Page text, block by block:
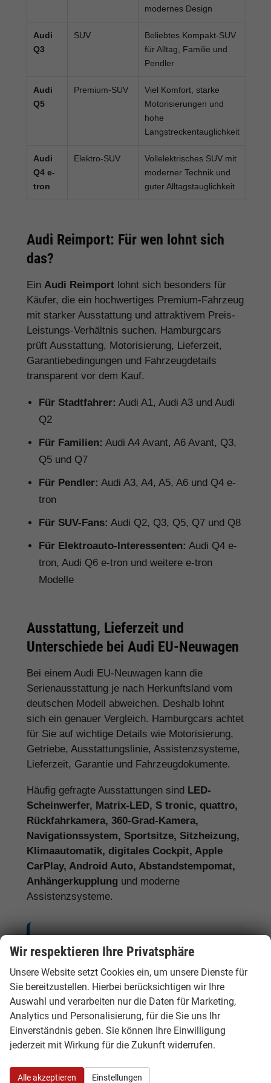
modernes Design
Audi
Q3
SUV
Beliebtes Kompakt-SUV
für Alltag, Familie und
Pendler
Audi
Q5
Premium-SUV
Viel Komfort, starke
Motorisierungen und
hohe
Langstreckentauglichkeit
Audi
Q4 e-
tron
Elektro-SUV
Vollelektrisches SUV mit
moderner Technik und
guter Alltagstauglichkeit
Audi Reimport: Für wen lohnt sich
das?
Ein Audi Reimport lohnt sich besonders für
Käufer, die ein hochwertiges Premium-Fahrzeug
mit starker Ausstattung und attraktivem Preis-
Leistungs-Verhältnis suchen. Hamburgcars
prüft Ausstattung, Motorisierung, Lieferzeit,
Garantiebedingungen und Fahrzeugdetails
transparent vor dem Kauf.
Für Stadtfahrer: Audi A1, Audi A3 und Audi
Q2
Für Familien: Audi A4 Avant, A6 Avant, Q3,
Q5 und Q7
Für Pendler: Audi A3, A4, A5, A6 und Q4 e-
tron
Für SUV-Fans: Audi Q2, Q3, Q5, Q7 und Q8
Für Elektroauto-Interessenten: Audi Q4 e-
tron, Audi Q6 e-tron und weitere e-tron
Modelle
Ausstattung, Lieferzeit und
Unterschiede bei Audi EU-Neuwagen
Bei einem Audi EU-Neuwagen kann die
Serienausstattung je nach Herkunftsland vom
deutschen Modell abweichen. Deshalb lohnt
sich ein genauer Vergleich. Hamburgcars achtet
für Sie auf wichtige Details wie Motorisierung,
Getriebe, Ausstattungslinie, Assistenzsysteme,
Lieferzeit, Garantie und Fahrzeugdokumente.
Häufig gefragte Ausstattungen sind LED-
Scheinwerfer, Matrix-LED, S tronic, quattro,
Rückfahrkamera, 360-Grad-Kamera,
Navigationssystem, Sportsitze, Sitzheizung,
Klimaautomatik, digitales Cockpit, Apple
CarPlay, Android Auto, Abstandstempomat,
Anhängerkupplung und moderne
Assistenzsysteme.
Tipp:
Vergleichen Sie bei Audi EU-
Neuwagen nicht nur den Kaufpreis,
sondern auch Ausstattung, Lieferzeit,
Garantieumfang und mögliche
tatsächlichen Preisvorteil.
Wir respektieren Ihre Privatsphäre
Unsere Website setzt Cookies ein, um unsere Dienste für
Sie bereitzustellen. Hierbei berücksichtigen wir Ihre
Auswahl und verarbeiten nur die Daten für Marketing,
Analytics und Personalisierung, für die Sie uns Ihr
Einverständnis geben. Sie können Ihre Einwilligung
jederzeit mit Wirkung für die Zukunft widerrufen.
Alle akzeptieren Einstellungen